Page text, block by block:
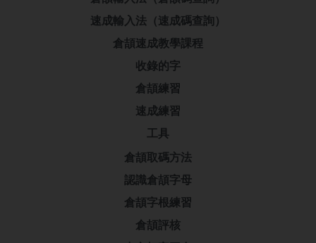
速成輸入法（速成碼查詢）
倉頡速成教學課程
收錄的字
倉頡練習
速成練習
工具
倉頡取碼方法
認識倉頡字母
倉頡字根練習
倉頡評核